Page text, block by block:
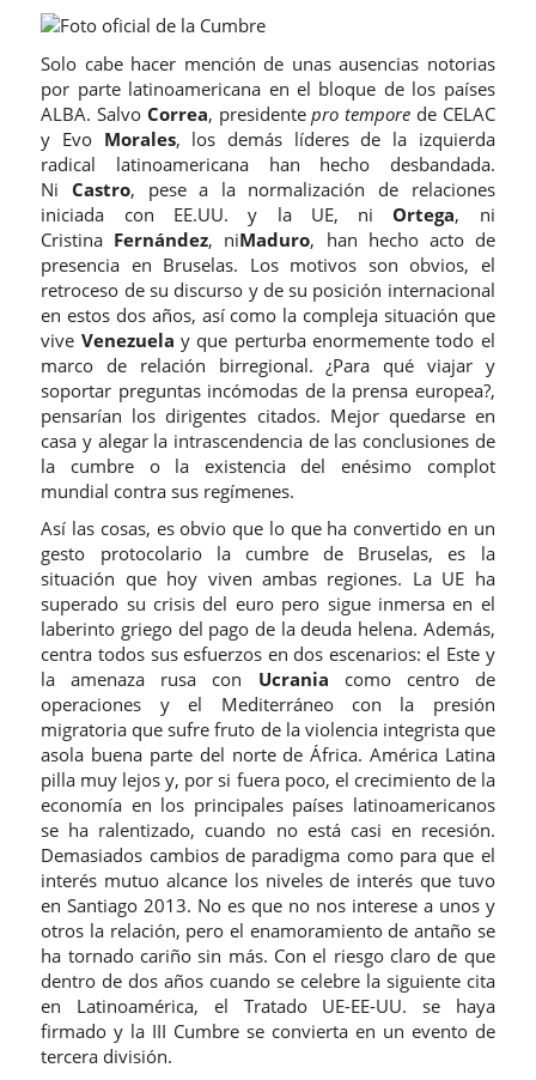
Solo cabe hacer mención de unas ausencias notorias
por parte latinoamericana en el bloque de los países
ALBA. Salvo Correa, presidentepro tempore de CELAC
y Evo Morales, los demás líderes de la izquierda
radical latinoamericana han hecho desbandada.
NiCastro, pese a la normalización de relaciones
iniciada con EE.UU. y la UE, niOrtega, ni
Cristina Fernández, niMaduro, han hecho acto de
presencia en Bruselas. Los motivos son obvios, el
retroceso de su discurso y de su posición internacional
en estos dos años, así como la compleja situación que
vive Venezuela y que perturba enormemente todo el
marco de relación birregional. ¿Para qué viajar y
soportar preguntas incómodas de la prensa europea?,
pensarían los dirigentes citados. Mejor quedarse en
casa y alegar la intrascendencia de las conclusiones de
la cumbre o la existencia del enésimo complot
mundial contra sus regímenes.
Así las cosas, es obvio que lo que ha convertido en un
gesto protocolario la cumbre de Bruselas, es la
situación que hoy viven ambas regiones. La UE ha
superado su crisis del euro pero sigue inmersa en el
laberinto griego del pago de la deuda helena. Además,
centra todos sus esfuerzos en dos escenarios: el Este y
la amenaza rusa con Ucrania como centro de
operaciones y el Mediterráneo con la presión
migratoria que sufre fruto de la violencia integrista que
asola buena parte del norte de África. América Latina
pilla muy lejos y, por si fuera poco, el crecimiento de la
economía en los principales países latinoamericanos
se ha ralentizado, cuando no está casi en recesión.
Demasiados cambios de paradigma como para que el
interés mutuo alcance los niveles de interés que tuvo
en Santiago 2013. No es que no nos interese a unos y
otros la relación, pero el enamoramiento de antaño se
ha tornado cariño sin más. Con el riesgo claro de que
dentro de dos años cuando se celebre la siguiente cita
en Latinoamérica, el Tratado UE-EE-UU. se haya
firmado y la III Cumbre se convierta en un evento de
tercera división.